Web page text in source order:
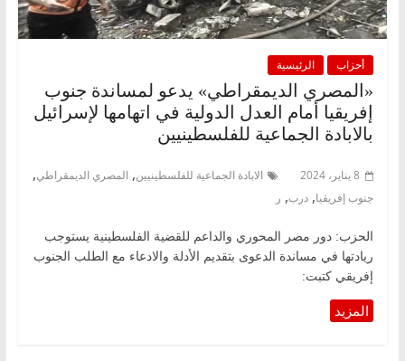
أحزاب الرئيسية
«المصري الديمقراطي» يدعو لمساندة جنوب
إفريقيا أمام العدل الدولية في اتهامها لإسرائيل
بالابادة الجماعية للفلسطينيين
8 يناير، 2024 الابادة الجماعية للفلسطينيين, المصري الديمقراطي,
جنوب إفريقيا, درب, ر
الحزب: دور مصر المحوري والداعم للقضية الفلسطينية يستوجب
ريادتها في مساندة الدعوى بتقديم الأدلة والادعاء مع الطلب الجنوب
إفريقي كتبت: